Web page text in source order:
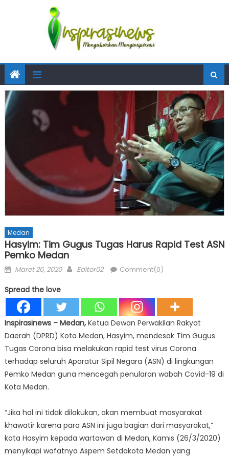
Medan
Hasyim: Tim Gugus Tugas Harus Rapid Test ASN
Pemko Medan
Posted
Maret 26, 2020 Author
Editor02 Comment(0)
Spread the love
Inspirasinews – Medan, Ketua Dewan Perwakilan Rakyat
Daerah (DPRD) Kota Medan, Hasyim, mendesak Tim Gugus
Tugas Corona bisa melakukan rapid test virus Corona
terhadap seluruh Aparatur Sipil Negara (ASN) di lingkungan
Pemko Medan guna mencegah penularan wabah Covid-19 di
Kota Medan.
“Jika hal ini tidak dilakukan, akan membuat masyarakat
khawatir karena para ASN ini juga bagian dari masyarakat,”
kata Hasyim kepada wartawan di Medan, Kamis (26/3/2020)
menyikapi wafatnya Aspem Setdakota Medan yang